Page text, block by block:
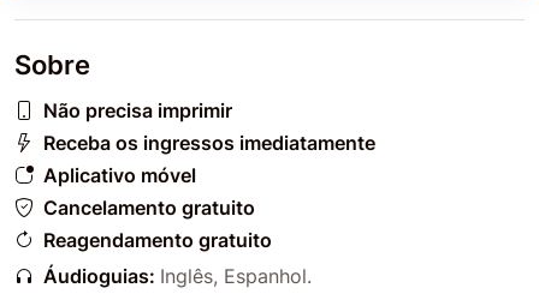
Sobre
Não precisa imprimir
Receba os ingressos imediatamente
Aplicativo móvel
Cancelamento gratuito
Reagendamento gratuito
Áudioguias: Inglês, Espanhol.